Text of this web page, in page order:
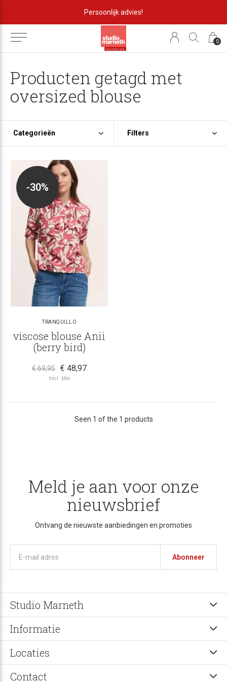
0
Persoonlijk advies!
Producten getagd met
oversized blouse
Categorieën Filters
-30%
TRANQUILLO
viscose blouse Anii
(berry bird)
€ 69,95 € 48,97
Incl. btw
Seen 1 of the 1 products
Meld je aan voor onze
nieuwsbrief
Ontvang de nieuwste aanbiedingen en promoties
Abonneer
Studio Marneth
Informatie
Locaties
Contact